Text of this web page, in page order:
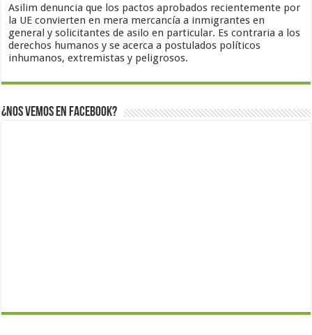
Asilim denuncia que los pactos aprobados recientemente por
la UE convierten en mera mercancía a inmigrantes en
general y solicitantes de asilo en particular. Es contraria a los
derechos humanos y se acerca a postulados políticos
inhumanos, extremistas y peligrosos.
¿Nos vemos en Facebook?